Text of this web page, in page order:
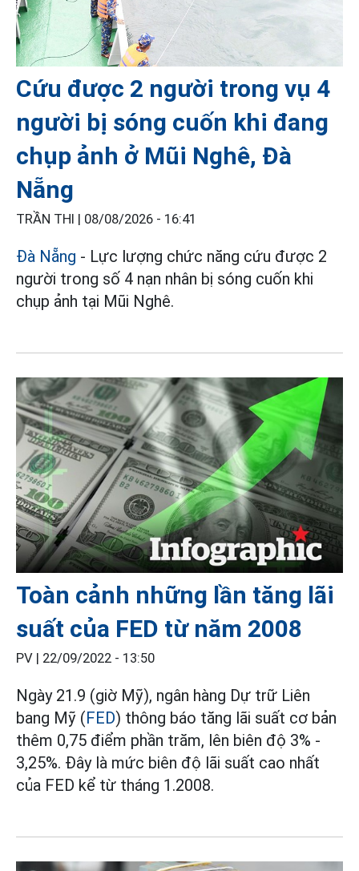
Cứu được 2 người trong vụ 4
người bị sóng cuốn khi đang
chụp ảnh ở Mũi Nghê, Đà
Nẵng
TRẦN THI | 08/08/2026 - 16:41
Đà Nẵng - Lực lượng chức năng cứu được 2
người trong số 4 nạn nhân bị sóng cuốn khi
chụp ảnh tại Mũi Nghê.
Toàn cảnh những lần tăng lãi
suất của FED từ năm 2008
PV | 22/09/2022 - 13:50
Ngày 21.9 (giờ Mỹ), ngân hàng Dự trữ Liên
bang Mỹ (FED) thông báo tăng lãi suất cơ bản
thêm 0,75 điểm phần trăm, lên biên độ 3% -
3,25%. Đây là mức biên độ lãi suất cao nhất
của FED kể từ tháng 1.2008.